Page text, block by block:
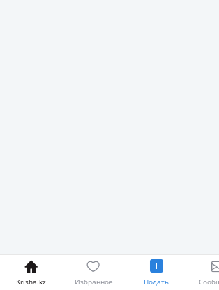
Krisha.kz Избранное Подать